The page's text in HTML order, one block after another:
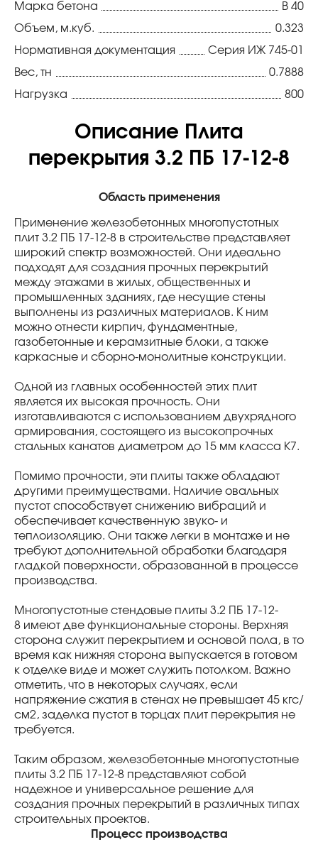
Марка бетона
В 40
Объем, м.куб.
0.323
Нормативная документация
Серия ИЖ 745-01
Вес, тн
0.7888
Нагрузка
800
Описание Плита
перекрытия 3.2 ПБ 17-12-8
Область применения
Применение железобетонных многопустотных
плит 3.2 ПБ 17-12-8 в строительстве представляет
широкий спектр возможностей. Они идеально
подходят для создания прочных перекрытий
между этажами в жилых, общественных и
промышленных зданиях, где несущие стены
выполнены из различных материалов. К ним
можно отнести кирпич, фундаментные,
газобетонные и керамзитные блоки, а также
каркасные и сборно-монолитные конструкции.
Одной из главных особенностей этих плит
является их высокая прочность. Они
изготавливаются с использованием двухрядного
армирования, состоящего из высокопрочных
стальных канатов диаметром до 15 мм класса К7.
Помимо прочности, эти плиты также обладают
другими преимуществами. Наличие овальных
пустот способствует снижению вибраций и
обеспечивает качественную звуко- и
теплоизоляцию. Они также легки в монтаже и не
требуют дополнительной обработки благодаря
гладкой поверхности, образованной в процессе
производства.
Многопустотные стендовые плиты 3.2 ПБ 17-12-
8 имеют две функциональные стороны. Верхняя
сторона служит перекрытием и основой пола, в то
время как нижняя сторона выпускается в готовом
к отделке виде и может служить потолком. Важно
отметить, что в некоторых случаях, если
напряжение сжатия в стенах не превышает 45 кгс/
см2, заделка пустот в торцах плит перекрытия не
требуется.
Таким образом, железобетонные многопустотные
плиты 3.2 ПБ 17-12-8 представляют собой
надежное и универсальное решение для
создания прочных перекрытий в различных типах
строительных проектов.
Процесс производства